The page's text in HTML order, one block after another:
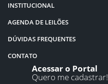
INSTITUCIONAL
AGENDA DE LEILÕES
DÚVIDAS FREQUENTES
CONTATO
Acessar o Portal
Quero me cadastrar!